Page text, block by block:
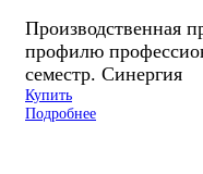
Производственная
профилю
семестр. Синергия
Купить
Подробнее